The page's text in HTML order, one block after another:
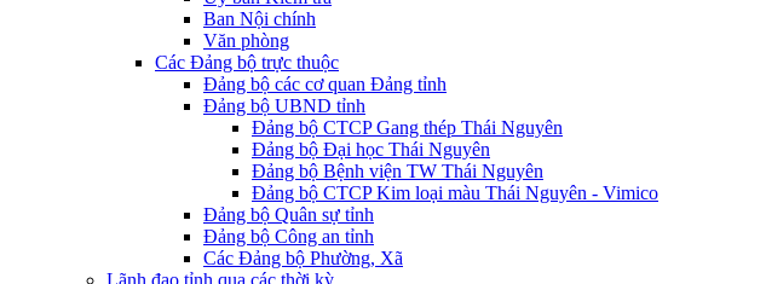
Ban Nội chính
Văn phòng
Các Đảng bộ trực thuộc
Đảng bộ các cơ quan Đảng tỉnh
Đảng bộ UBND tỉnh
Đảng bộ CTCP Gang thép Thái Nguyên
Đảng bộ Đại học Thái Nguyên
Đảng bộ Bệnh viện TW Thái Nguyên
Đảng bộ CTCP Kim loại màu Thái Nguyên - Vimico
Đảng bộ Quân sự tỉnh
Đảng bộ Công an tỉnh
Các Đảng bộ Phường, Xã
Lãnh đạo tỉnh qua các thời kỳ